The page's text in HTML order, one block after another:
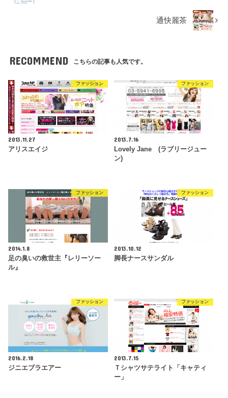
通快麗茶
RECOMMEND こちらの記事も人気です。
ファッション
2013.11.27
アリスエイジ
ファッション
2013.7.16
Lovely Jane (ラブリージュー
ン)
ファッション
2014.1.8
足の臭いの救世主『レリーソー
ル』
ファッション
2013.10.12
脚長ナースサンダル
ファッション
2016.2.18
ジニエブラエアー
ファッション
2013.7.15
Ｔシャツサテライト「キャティ
ー」